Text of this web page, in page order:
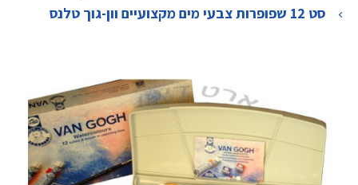
> סט 12 שפופרות צבעי מים מקצועיים וון-גוך טלנס